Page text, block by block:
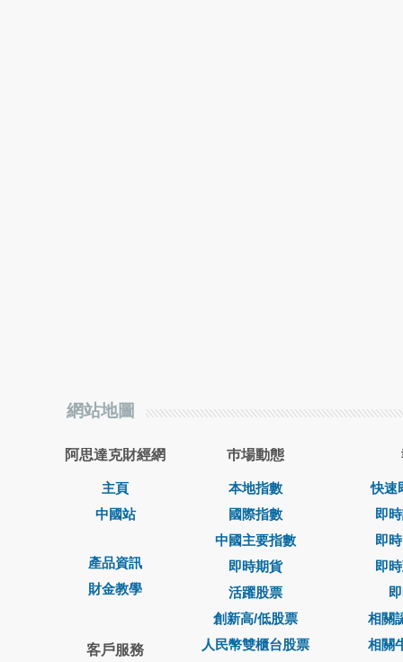
網站地圖
阿思達克財經網
主頁
中國站
產品資訊
財金教學
客戶服務
巿場動態
本地指數
國際指數
中國主要指數
即時期貨
活躍股票
創新高/低股票
人民幣雙櫃台股票
快速
即
即
即
相關
相關